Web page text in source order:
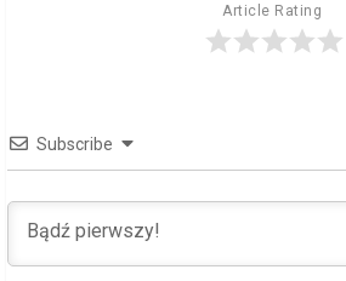
d
i
n
Article Rating
Subscribe